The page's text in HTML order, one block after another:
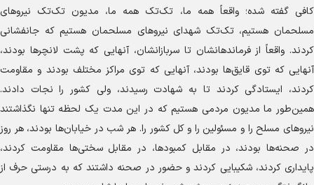
کافی گفته شده؛ واقعاً همه ما، تک‌تک همه ما، مدیون تک‌تک نیرو‌های
مسلحمان هستیم، تک‌تک شهدای نیرو‌های مسلحمان هستیم که جانفشانی
کردند. واقعاً از فرماندهانشان تا سربازانشان، آنهایی که پشت لانچر‌ها بودند،
آنهایی که توی قایق‌ها بودند، آنهایی که توی مراکز مختلف بودند و مقاومت
کردند، ایستادگی کردند تا به شهادت رسیدند، ولی کشور را نجات دادند.
همین‌طور ما مدیون مردمی هستیم که در این مدت یک لحظه تنها نگذاشتند
نیرو‌های مسلح را و مسئولین را و کل کشور را. هر شب در خیابان‌ها بودند، هر روز
در صحنه‌ها بودند، در مقابل کمبودها، در مقابل سختی‌ها مقاومت کردند،
پایداری کردند، شکیبایی کردند و حضور در صحنه داشتند که به درستی حرف از